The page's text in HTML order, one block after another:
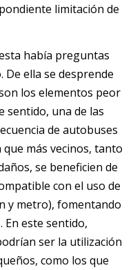
limitación de
había preguntas
ella se desprende
los elementos peor
sentido, una de las
de autobuses
más vecinos, tanto
se beneficien de
con el uso de
y metro), fomentando
este sentido,
ser la utilización
como los que